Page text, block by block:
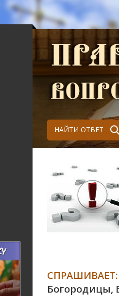
НАЙТИ ОТВЕТ
СПРАШИВАЕТ:
Богородицы,